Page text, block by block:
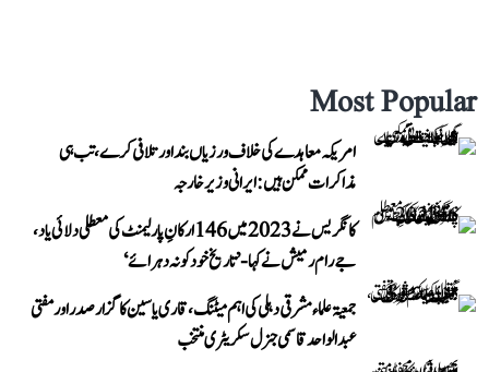
Most Popular
امریکہ معاہدے کی خلاف ورزیاں بند اور تلافی کرے، تب ہی
مذاکرات ممکن ہیں: ایرانی وزیر خارجہ
کانگریس نے 2023 میں 146 ارکانِ پارلیمنٹ کی معطلی دلائی یاد،
جے رام رمیش نے کہا- ’تاریخ خود کو نہ دہرائے‘
جمعیۃ علماء مشرقی دہلی کی اہم میٹنگ، قاری یاسین کا گزار صدر اور مفتی
عبد الواحد قاسمی جنرل سکریٹری منتخب